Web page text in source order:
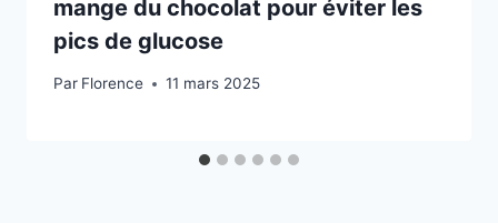
mange du chocolat pour éviter les
pics de glucose
Par Florence 11 mars 2025